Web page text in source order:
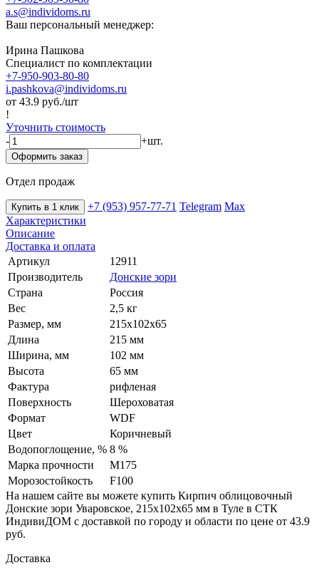
a.s@individoms.ru
Ваш персональный менеджер:
Ирина Пашкова
Специалист по комплектации
+7-950-903-80-80
i.pashkova@individoms.ru
от 43.9 руб./шт
!
Уточнить стоимость
-
+шт.
Оформить заказ
Отдел продаж
Купить в 1 клик +7 (953) 957-77-71 Telegram Max
Характеристики
Описание
Доставка и оплата
Артикул
12911
Производитель
Донские зори
Страна
Россия
Вес
2,5 кг
Размер, мм
215х102х65
Длина
215 мм
Ширина, мм
102 мм
Высота
65 мм
Фактура
рифленая
Поверхность
Шероховатая
Формат
WDF
Цвет
Коричневый
Водопоглощение, % 8 %
Марка прочности
М175
Морозостойкость
F100
На нашем сайте вы можете купить Кирпич облицовочный
Донские зори Уваровское, 215х102х65 мм в Туле в СТК
ИндивиДОМ с доставкой по городу и области по цене от 43.9
руб.
Доставка